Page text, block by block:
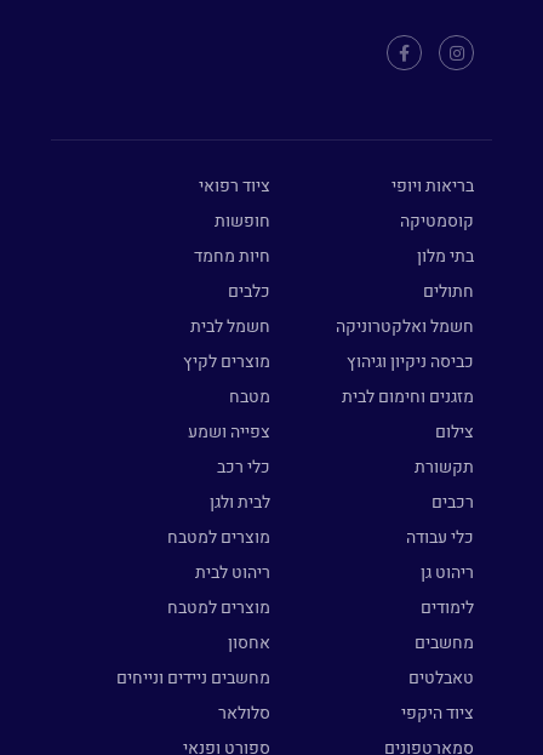
בריאות ויופי
ציוד רפואי
קוסמטיקה
חופשות
בתי מלון
חיות מחמד
חתולים
כלבים
חשמל ואלקטרוניקה
חשמל לבית
כביסה ניקיון וגיהוץ
מוצרים לקיץ
מזגנים וחימום לבית
מטבח
צילום
צפייה ושמע
תקשורת
כלי רכב
רכבים
לבית ולגן
כלי עבודה
מוצרים למטבח
ריהוט גן
ריהוט לבית
לימודים
מוצרים למטבח
מחשבים
אחסון
טאבלטים
מחשבים ניידים ונייחים
ציוד היקפי
סלולאר
סמארטפונים
ספורט ופנאי